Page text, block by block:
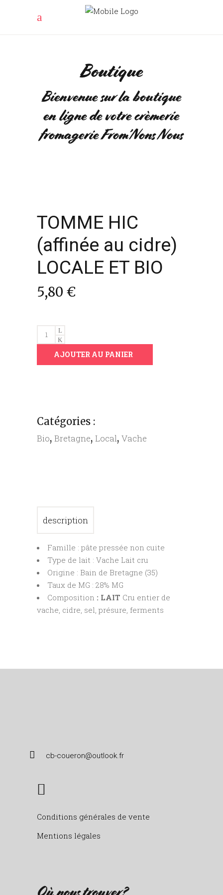
Boutique
Bienvenue sur la boutique
en ligne de votre crèmerie
fromagerie From’Nons Nous
TOMME HIC
(affinée au cidre)
LOCALE ET BIO
5,80 €
TOMME
HIC
(affinée
au
BIO
quantity
AJOUTER AU PANIER
Catégories :
Bio, Bretagne, Local, Vache
description
Famille : pâte pressée non cuite
Type de lait : Vache Lait cru
Origine : Bain de Bretagne (35)
Taux de MG : 28% MG
Composition : LAIT Cru entier de
vache, cidre, sel, présure, ferments
cb-coueron@outlook.fr
Conditions générales de vente
Mentions légales